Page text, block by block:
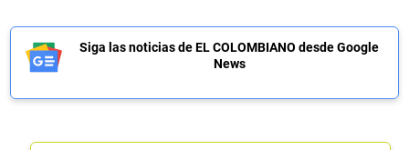
Siga las noticias de EL COLOMBIANO desde Google
News